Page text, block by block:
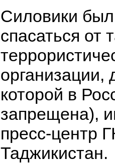
Силовики
спасаться от
организации,
которой в
запрещена),
пресс-центр
Таджикистан.